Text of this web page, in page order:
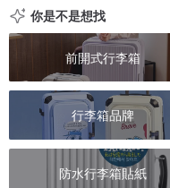
你是不是想找
前開式行李箱
行李箱品牌
防水行李箱貼紙